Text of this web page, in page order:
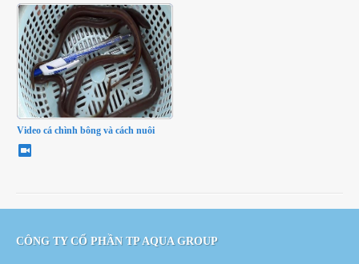
Video cá chình bông và cách nuôi
CÔNG TY CỔ PHẦN TP AQUA GROUP